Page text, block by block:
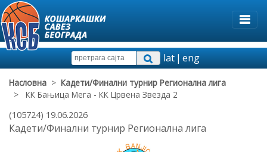
lat|eng
Насловна > Кадети/Финални турнир Регионална лига
> КК Бањица Мега - КК Црвена Звезда 2
(105724) 19.06.2026
Кадети/Финални турнир Регионална лига